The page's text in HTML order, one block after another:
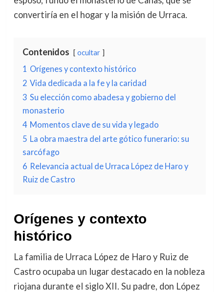
convertiría en el hogar y la misión de Urraca.
Contenidos ocultar
1 Orígenes y contexto histórico
2 Vida dedicada a la fe y la caridad
3 Su elección como abadesa y gobierno del
monasterio
4 Momentos clave de su vida y legado
5 La obra maestra del arte gótico funerario: su
sarcófago
6 Relevancia actual de Urraca López de Haro y
Ruiz de Castro
Orígenes y contexto
histórico
La familia de Urraca López de Haro y Ruiz de
Castro ocupaba un lugar destacado en la nobleza
riojana durante el siglo XII. Su padre, don López